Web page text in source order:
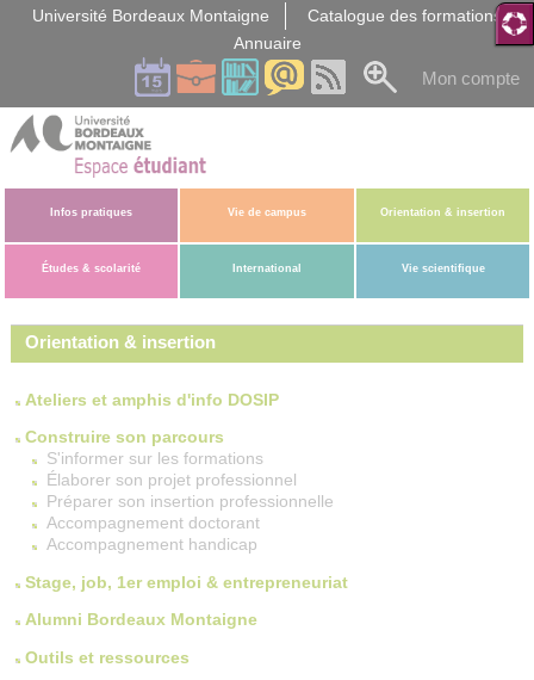
Université Bordeaux Montaigne
Catalogue des formations
Annuaire
Mon compte
Infos pratiques Vie de campus Orientation & insertion
Études & scolarité International Vie scientifique
Orientation & insertion
Ateliers et amphis d'info DOSIP
Construire son parcours
S'informer sur les formations
Élaborer son projet professionnel
Préparer son insertion professionnelle
Accompagnement doctorant
Accompagnement handicap
Stage, job, 1er emploi & entrepreneuriat
Alumni Bordeaux Montaigne
Outils et ressources
Gestion des cookies